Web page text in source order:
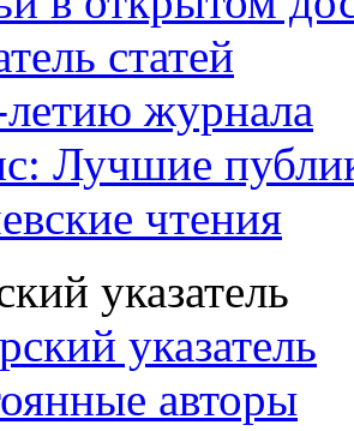
статей
журнала
Лучшие
чтения
указатель
указатель
авторы